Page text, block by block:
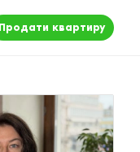
Продати квартиру